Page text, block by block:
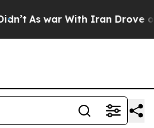
As war With Iran Drove oil